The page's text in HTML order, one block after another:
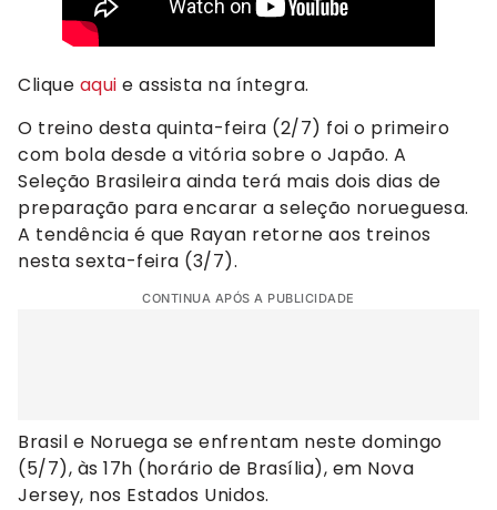
Clique aqui e assista na íntegra.
O treino desta quinta-feira (2/7) foi o primeiro
com bola desde a vitória sobre o Japão. A
Seleção Brasileira ainda terá mais dois dias de
preparação para encarar a seleção norueguesa.
A tendência é que Rayan retorne aos treinos
nesta sexta-feira (3/7).
CONTINUA APÓS A PUBLICIDADE
Brasil e Noruega se enfrentam neste domingo
(5/7), às 17h (horário de Brasília), em Nova
Jersey, nos Estados Unidos.